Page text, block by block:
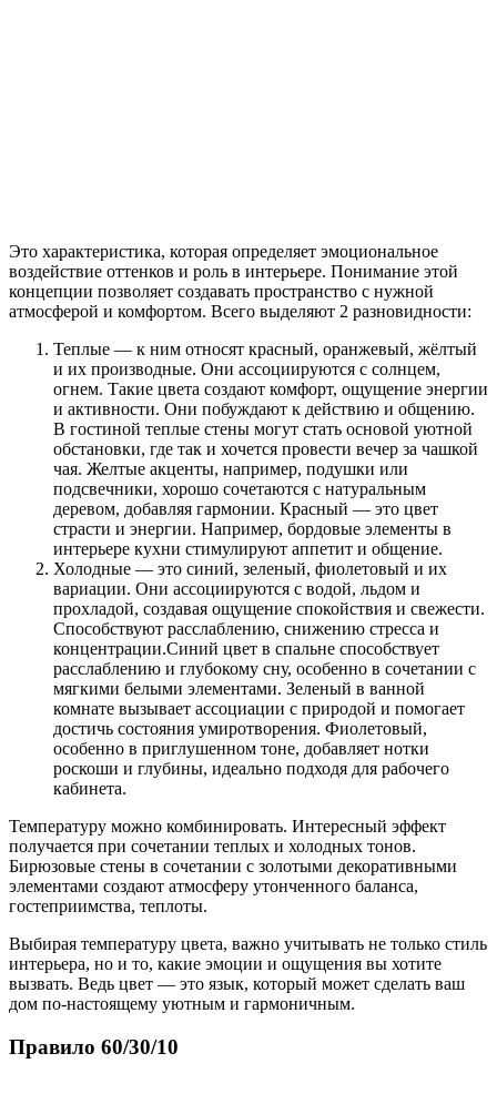
Это характеристика, которая определяет эмоциональное
воздействие оттенков и роль в интерьере. Понимание этой
концепции позволяет создавать пространство с нужной
атмосферой и комфортом. Всего выделяют 2 разновидности:
Теплые — к ним относят красный, оранжевый, жёлтый
и их производные. Они ассоциируются с солнцем,
огнем. Такие цвета создают комфорт, ощущение энергии
и активности. Они побуждают к действию и общению.
В гостиной теплые стены могут стать основой уютной
обстановки, где так и хочется провести вечер за чашкой
чая. Желтые акценты, например, подушки или
подсвечники, хорошо сочетаются с натуральным
деревом, добавляя гармонии. Красный — это цвет
страсти и энергии. Например, бордовые элементы в
интерьере кухни стимулируют аппетит и общение.
Холодные — это синий, зеленый, фиолетовый и их
вариации. Они ассоциируются с водой, льдом и
прохладой, создавая ощущение спокойствия и свежести.
Способствуют расслаблению, снижению стресса и
концентрации.Синий цвет в спальне способствует
расслаблению и глубокому сну, особенно в сочетании с
мягкими белыми элементами. Зеленый в ванной
комнате вызывает ассоциации с природой и помогает
достичь состояния умиротворения. Фиолетовый,
особенно в приглушенном тоне, добавляет нотки
роскоши и глубины, идеально подходя для рабочего
кабинета.
Температуру можно комбинировать. Интересный эффект
получается при сочетании теплых и холодных тонов.
Бирюзовые стены в сочетании с золотыми декоративными
элементами создают атмосферу утонченного баланса,
гостеприимства, теплоты.
Выбирая температуру цвета, важно учитывать не только стиль
интерьера, но и то, какие эмоции и ощущения вы хотите
вызвать. Ведь цвет — это язык, который может сделать ваш
дом по-настоящему уютным и гармоничным.
Правило 60/30/10